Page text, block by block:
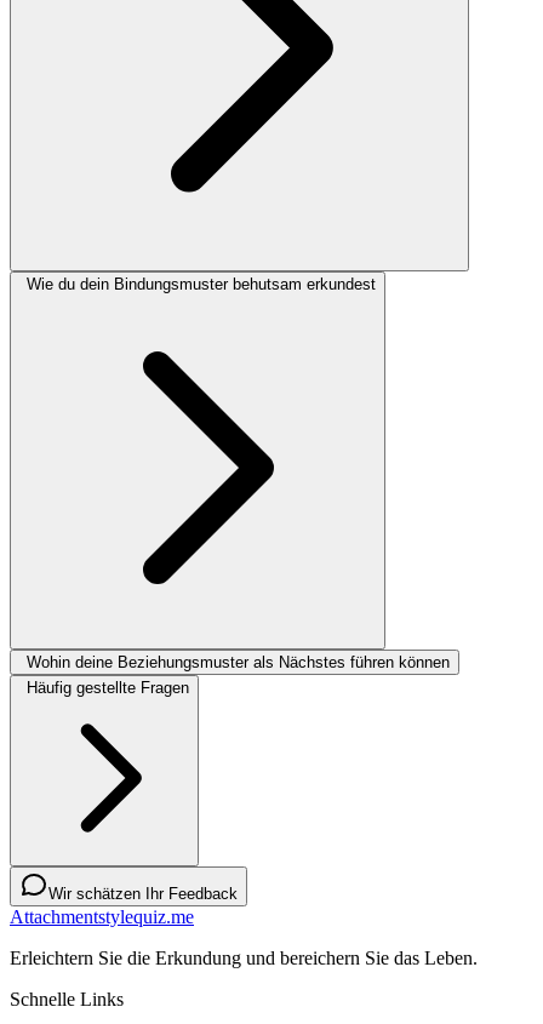
Wie du dein Bindungsmuster behutsam erkundest
Wohin deine Beziehungsmuster als Nächstes führen können
Häufig gestellte Fragen
Wir schätzen Ihr Feedback
Attachmentstylequiz.me
Erleichtern Sie die Erkundung und bereichern Sie das Leben.
Schnelle Links